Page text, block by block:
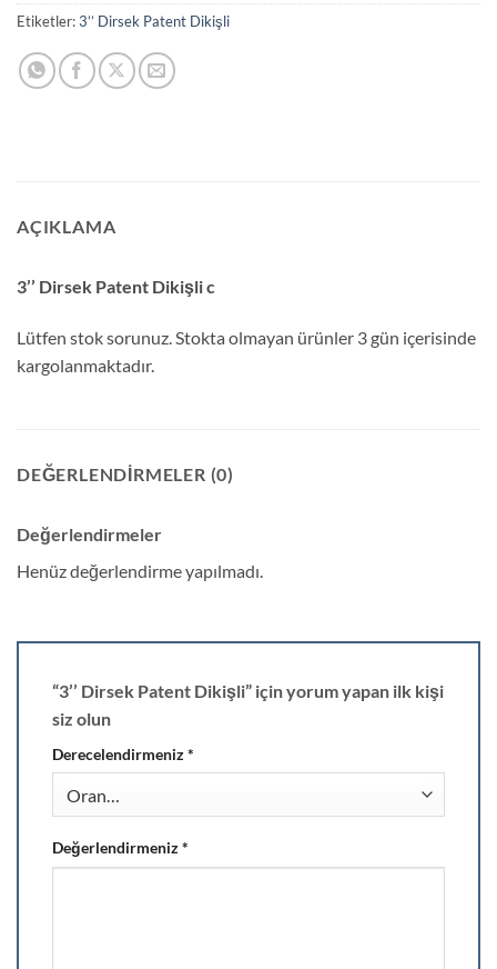
Etiketler:3’’ Dirsek Patent Dikişli
AÇIKLAMA
3’’ Dirsek Patent Dikişli c
Lütfen stok sorunuz. Stokta olmayan ürünler 3 gün içerisinde
kargolanmaktadır.
DEĞERLENDIRMELER (0)
Değerlendirmeler
Henüz değerlendirme yapılmadı.
“3’’ Dirsek Patent Dikişli” için yorum yapan ilk kişi
siz olun
Derecelendirmeniz*
Değerlendirmeniz*